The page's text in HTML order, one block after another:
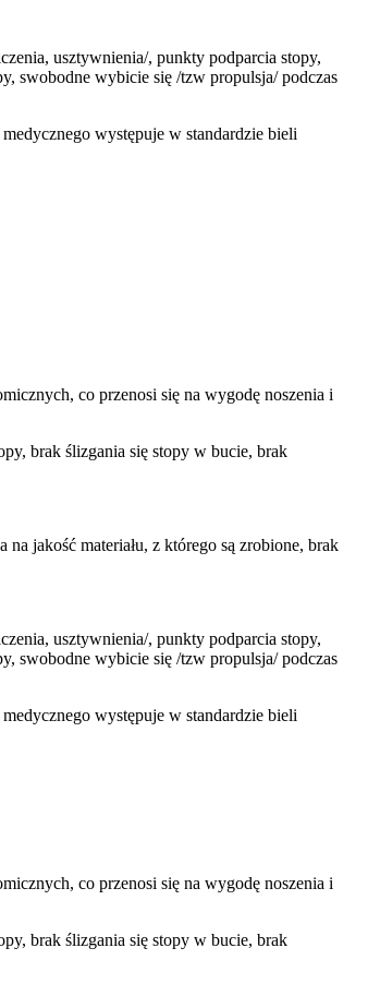
usztywnienia/, punkty podparcia stopy,
swobodne wybicie się /tzw propulsja/ podczas
występuje w standardzie bieli
co przenosi się na wygodę noszenia i
brak ślizgania się stopy w bucie, brak
jakość materiału, z którego są zrobione, brak
usztywnienia/, punkty podparcia stopy,
swobodne wybicie się /tzw propulsja/ podczas
występuje w standardzie bieli
co przenosi się na wygodę noszenia i
brak ślizgania się stopy w bucie, brak